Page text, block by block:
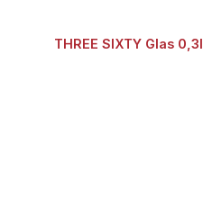
THREE SIXTY Glas 0,3l